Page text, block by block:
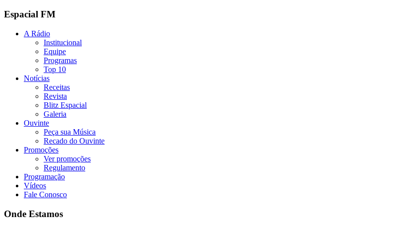
Espacial FM
A Rádio
Institucional
Equipe
Programas
Top 10
Notícias
Receitas
Revista
Blitz Espacial
Galeria
Ouvinte
Peça sua Música
Recado do Ouvinte
Promoções
Ver promoções
Regulamento
Programação
Vídeos
Fale Conosco
Onde Estamos